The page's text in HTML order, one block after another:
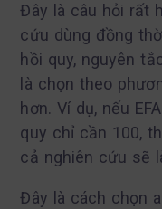
Đây là câu hỏi rất
cứu dùng đồng
hồi quy, nguyên
là chọn theo
hơn. Ví dụ, nếu
quy chỉ cần 100,
cả nghiên cứu sẽ
Đây là cách chọn